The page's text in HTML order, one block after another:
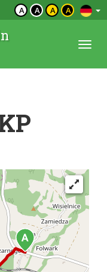
A A A A